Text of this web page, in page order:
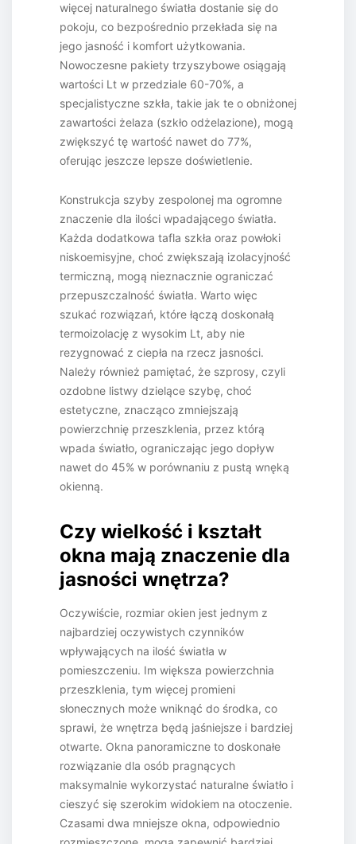
więcej naturalnego światła dostanie się do
pokoju, co bezpośrednio przekłada się na
jego jasność i komfort użytkowania.
Nowoczesne pakiety trzyszybowe osiągają
wartości Lt w przedziale 60-70%, a
specjalistyczne szkła, takie jak te o obniżonej
zawartości żelaza (szkło odżelazione), mogą
zwiększyć tę wartość nawet do 77%,
oferując jeszcze lepsze doświetlenie.
Konstrukcja szyby zespolonej ma ogromne
znaczenie dla ilości wpadającego światła.
Każda dodatkowa tafla szkła oraz powłoki
niskoemisyjne, choć zwiększają izolacyjność
termiczną, mogą nieznacznie ograniczać
przepuszczalność światła. Warto więc
szukać rozwiązań, które łączą doskonałą
termoizolację z wysokim Lt, aby nie
rezygnować z ciepła na rzecz jasności.
Należy również pamiętać, że szprosy, czyli
ozdobne listwy dzielące szybę, choć
estetyczne, znacząco zmniejszają
powierzchnię przeszklenia, przez którą
wpada światło, ograniczając jego dopływ
nawet do 45% w porównaniu z pustą wnęką
okienną.
Czy wielkość i kształt
okna mają znaczenie dla
jasności wnętrza?
Oczywiście, rozmiar okien jest jednym z
najbardziej oczywistych czynników
wpływających na ilość światła w
pomieszczeniu. Im większa powierzchnia
przeszklenia, tym więcej promieni
słonecznych może wniknąć do środka, co
sprawi, że wnętrza będą jaśniejsze i bardziej
otwarte. Okna panoramiczne to doskonałe
rozwiązanie dla osób pragnących
maksymalnie wykorzystać naturalne światło i
cieszyć się szerokim widokiem na otoczenie.
Czasami dwa mniejsze okna, odpowiednio